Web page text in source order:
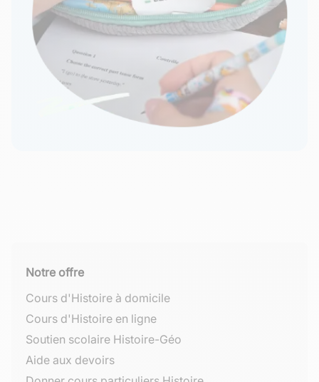
Notre offre
Cours d'Histoire à domicile
Cours d'Histoire en ligne
Soutien scolaire Histoire-Géo
Aide aux devoirs